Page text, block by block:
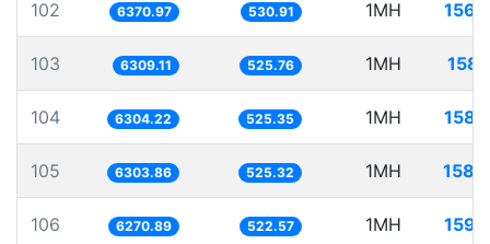
102 6370.97 530.91 1MH
103 6309.11 525.76 1MH
104 6304.22 525.35 1MH
105 6303.86 525.32 1MH
106 6270.89 522.57 1MH